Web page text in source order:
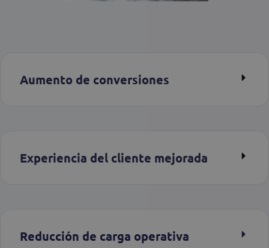
Aumento de conversiones
Experiencia del cliente mejorada
Reducción de carga operativa